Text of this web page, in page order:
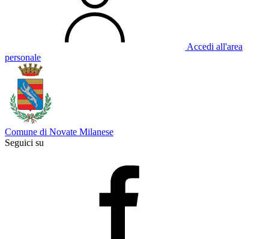
Accedi all'area
personale
Comune di Novate Milanese
Seguici su